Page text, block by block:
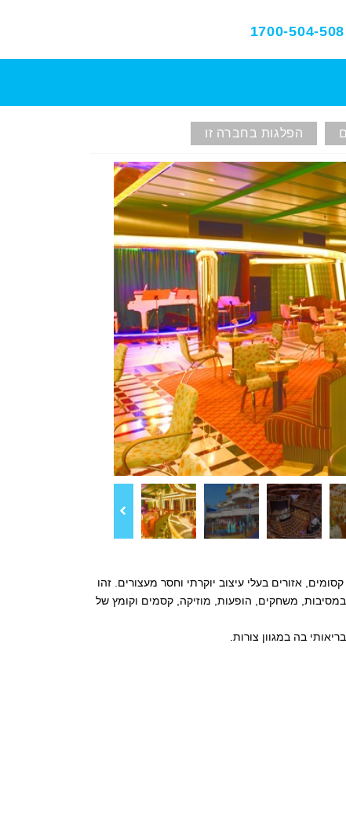
1700-504-508
הפלגות בחברה זו
אזורים בעלי עיצוב יוקרתי וחסר מעצורים. זהו
משחקים, הופעות, מוזיקה, קסמים וקומץ של
בה במגוון צורות.